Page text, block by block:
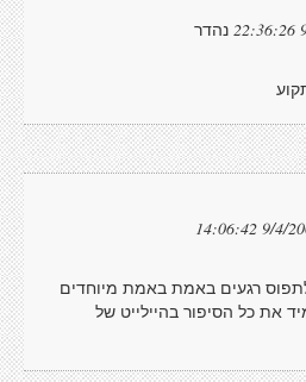
נהדר
9/4/2006
רגעים באמת באמת מיוחדים
את כל הסיפור בהיילייט של